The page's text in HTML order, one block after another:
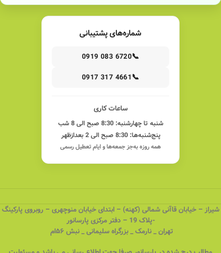
شماره‌های پشتیبانی
📞
0919 083 6720
📞
0917 317 4661
ساعات کاری
شنبه تا چهارشنبه: 8:30 صبح الی 8 شب
پنج‌شنبه‌ها: 8:30 صبح الی 2 بعدازظهر
همه روزه به‌جز جمعه‌ها و ایام تعطیل رسمی
شیراز – خیابان قاآنی شمالی (کهنه) – ابتدای خیابان منوچهری – روبروی پارکینگ
-پلاک 19 – دفتر مرکزی پارسانور
تهران _ نارمک _ بزرگراه سلیمانی _ نبش ۵۶ام